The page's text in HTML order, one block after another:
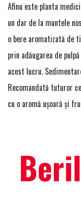
Afinu este planta
un dar de la muntele
o bere aromatizată de
prin adăugarea de
acest lucru.
Recomandată tuturor
cu o aromă ușoară și